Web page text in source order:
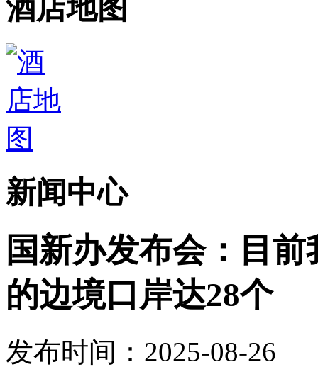
酒店地图
新闻中心
国新办发布会：目
的边境口岸达28个
发布时间：2025-08-26